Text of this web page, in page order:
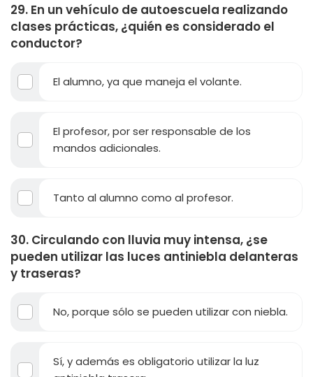
29. En un vehículo de autoescuela realizando
clases prácticas, ¿quién es considerado el
conductor?
El alumno, ya que maneja el volante.
El profesor, por ser responsable de los
mandos adicionales.
Tanto al alumno como al profesor.
30. Circulando con lluvia muy intensa, ¿se
pueden utilizar las luces antiniebla delanteras
y traseras?
No, porque sólo se pueden utilizar con niebla.
Sí, y además es obligatorio utilizar la luz